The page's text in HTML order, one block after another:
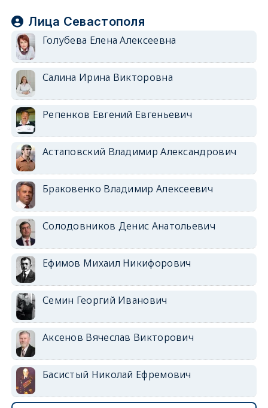
Лица Севастополя
Голубева Елена Алексеевна
Салина Ирина Викторовна
Репенков Евгений Евгеньевич
Астаповский Владимир Александрович
Браковенко Владимир Алексеевич
Солодовников Денис Анатольевич
Ефимов Михаил Никифорович
Семин Георгий Иванович
Аксенов Вячеслав Викторович
Басистый Николай Ефремович